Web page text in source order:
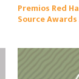
Premios Red
Source Awards